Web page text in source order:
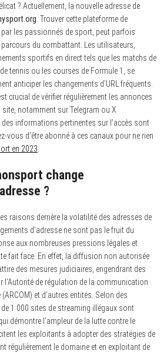
? Actuellement, la nouvelle adresse de
. Trouver cette plateforme de
les passionnés de sport, peut parfois
parcours du combattant. Les utilisateurs,
sportifs en direct tels que les matchs de
tennis ou les courses de Formule 1, se
anticiper les changements d’URL fréquents.
crucial de vérifier régulièrement les annonces
notamment sur Telegram ou X
informations pertinentes sur l’accès sont
vous d’être abonné à ces canaux pour ne rien
en 2023
change
?
raisons derrière la volatilité des adresses de
d’adresse ne sont pas le fruit du
aux nombreuses pressions légales et
fait face. En effet, la diffusion non autorisée
des mesures judiciaires, engendrant des
l’Autorité de régulation de la communication
et d’autres entités. Selon des
de 1 000 sites de streaming illégaux sont
démontre l’ampleur de la lutte contre le
les exploitants à adopter des stratégies de
régulièrement le domaine et en exploitant de